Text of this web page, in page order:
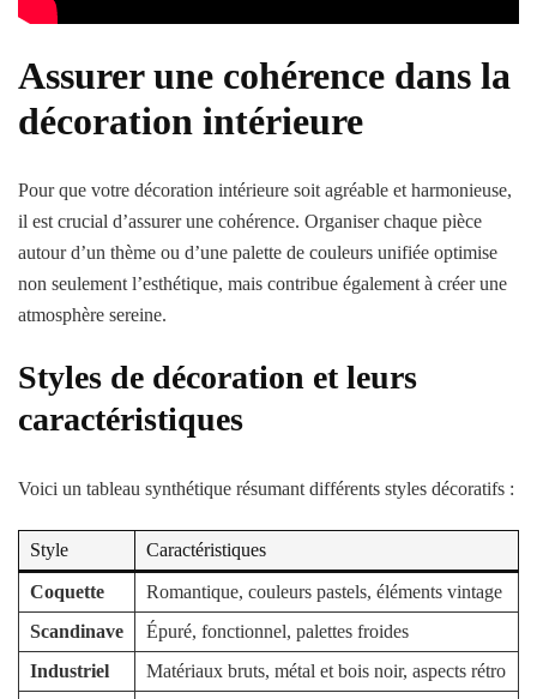
Assurer une cohérence dans la
décoration intérieure
Pour que votre décoration intérieure soit agréable et harmonieuse,
il est crucial d’assurer une cohérence. Organiser chaque pièce
autour d’un thème ou d’une palette de couleurs unifiée optimise
non seulement l’esthétique, mais contribue également à créer une
atmosphère sereine.
Styles de décoration et leurs
caractéristiques
Voici un tableau synthétique résumant différents styles décoratifs :
Style Caractéristiques
Coquette
Romantique, couleurs pastels, éléments vintage
Scandinave
Épuré, fonctionnel, palettes froides
Industriel
Matériaux bruts, métal et bois noir, aspects rétro